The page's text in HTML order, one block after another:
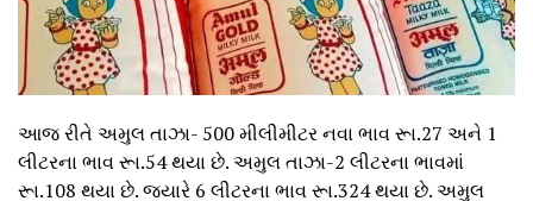
આજ રીતે અમુલ તાઝા- 500 મીલીમીટર નવા ભાવ રૂા.27 અને 1
લીટરના ભાવ રૂા.54 થયા છે. અમુલ તાઝા-2 લીટરના ભાવમાં
રૂા.108 થયા છે. જયારે 6 લીટરના ભાવ રૂા.324 થયા છે. અમુલ